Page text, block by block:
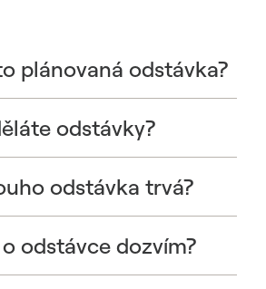
plánovaná odstávka?
odstávky?
odstávka trvá?
o odstávce dozvím?